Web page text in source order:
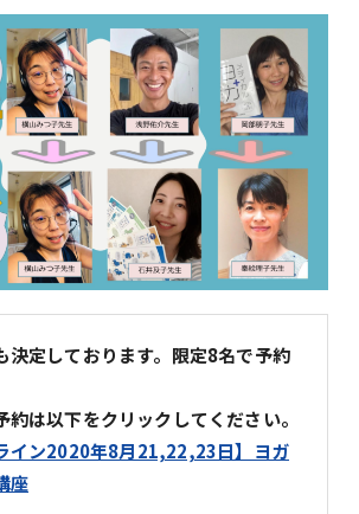
決定しております。限定8名で予約
約は以下をクリックしてください。
イン2020年8月21,22,23日】ヨガ
座